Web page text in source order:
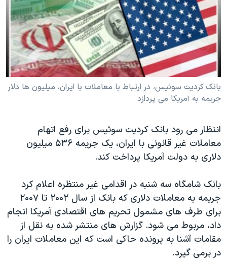
فرهنگ و زندگی
حقوق شهروندی
اقتصادی
علم و فناوری
اسرائیل در جنگ
گالری عکس
مستندها
انتخابات ریاست جمهوری آمریکا ۲۰۲۴
حمله جمهوری اسلامی به اسرائیل
رمز مهسا
ورزش زنان در ایران
اعتراضات زن، زندگی، آزادی
تریبونال مردمی آبان ۹۸
دادگاه حمید نوری
قانون شفافیت دارائی کادر رهبری ایران
اعتراضات مردمی آبان ۹۸
اسرائیل در جنگ
نرگس محمدی برنده جایزه نوبل صلح
دنبال کنید
زبانهای مختلف
بانک کردیت سوئیس، در ارتباط با معاملات با ایران، میلیون ها دلار
جریمه به آمریکا می پردازد
انتظار می رود بانک کردیت سوئیس برای رفع اتهام
معاملات غیر قانونی با ایران، یک جریمه ۵۳۶ میلیون
دلاری به دولت آمریکا پرداخت کند.
بانک شامگاه سه شنبه در اقدامی غیر منتظره اعلام کرد
جریمه به معاملات دلاری که بانک از سال ۲۰۰۲ تا ۲۰۰۷
برای طرف های مشمول تحریم های اقتصادی آمریکا انجام
داد، مربوط می شود. گزارش های منتشر شده به نقل از
مقامات آشنا به پرونده حاکی است که این معاملات ایران را
در برمی گیرد.